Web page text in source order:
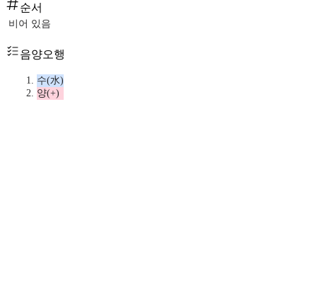
순서
비어 있음
음양오행
수(水)
양(+)